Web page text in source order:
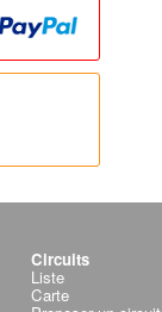
Circuits
Liste
Carte